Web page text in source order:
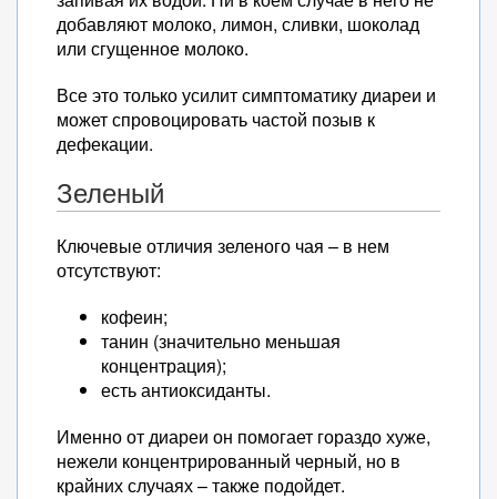
добавляют молоко, лимон, сливки, шоколад
или сгущенное молоко.
Все это только усилит симптоматику диареи и
может спровоцировать частой позыв к
дефекации.
Зеленый
Ключевые отличия зеленого чая – в нем
отсутствуют:
кофеин;
танин (значительно меньшая
концентрация);
есть антиоксиданты.
Именно от диареи он помогает гораздо хуже,
нежели концентрированный черный, но в
крайних случаях – также подойдет.